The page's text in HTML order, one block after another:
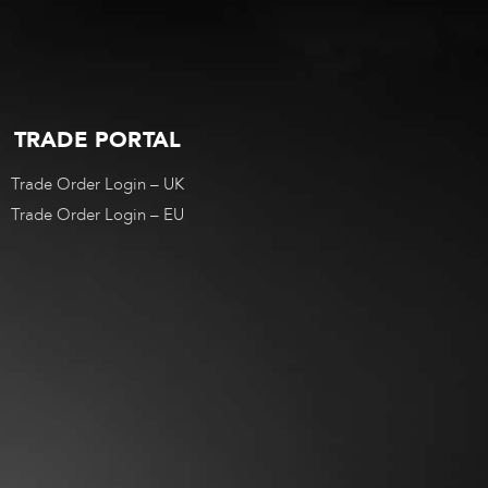
TRADE PORTAL
Trade Order Login – UK
Trade Order Login – EU